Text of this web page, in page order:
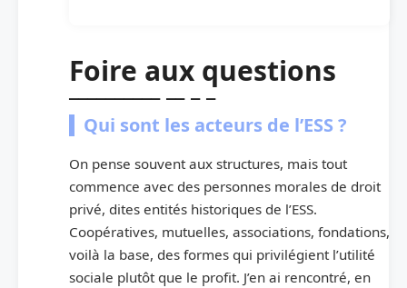
Foire aux questions
Qui sont les acteurs de l’ESS ?
On pense souvent aux structures, mais tout
commence avec des personnes morales de droit
privé, dites entités historiques de l’ESS.
Coopératives, mutuelles, associations, fondations,
voilà la base, des formes qui privilégient l’utilité
sociale plutôt que le profit. J’en ai rencontré, en